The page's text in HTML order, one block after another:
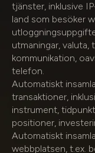
tjänster, inklusive
land som besöker
utmaningar, valuta,
kommunikation,
telefon.
Automatiskt
transaktioner,
instrument,
positioner,
Automatiskt
webbplatsen, t.ex.